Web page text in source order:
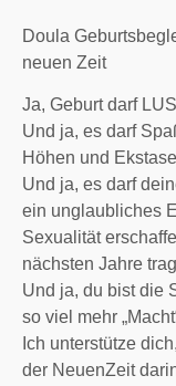
Doula
neuen Zeit
Ja, Geburt darf
Und ja, es darf
Höhen und
Und ja, es darf
ein unglaubliches
Sexualität
nächsten Jahre
Und ja, du bist die
so viel mehr
Ich unterstütze
der NeuenZeit